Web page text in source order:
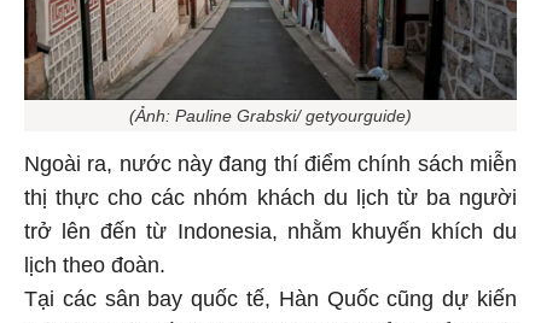
(Ảnh: Pauline Grabski/ getyourguide)
Ngoài ra, nước này đang thí điểm chính sách miễn
thị thực cho các nhóm khách du lịch từ ba người
trở lên đến từ Indonesia, nhằm khuyến khích du
lịch theo đoàn.
Tại các sân bay quốc tế, Hàn Quốc cũng dự kiến